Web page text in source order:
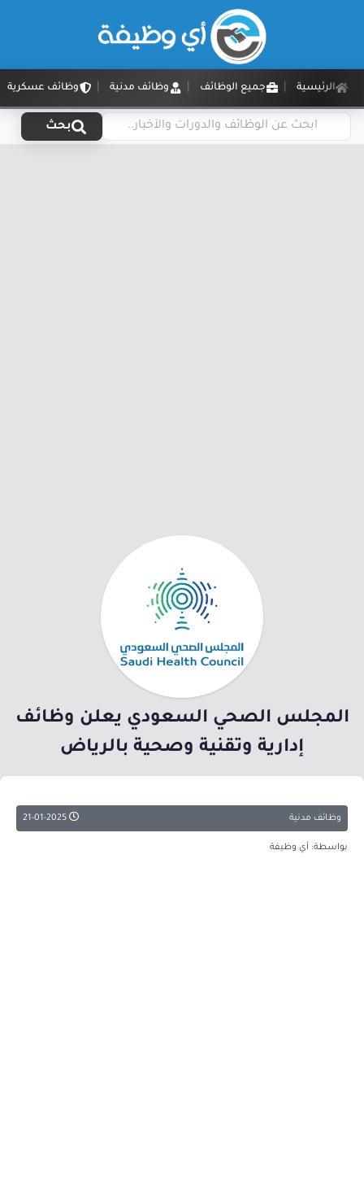
الرئيسية جميع الوظائف وظائف مدنية وظائف عسكرية
بحث
المجلس الصحي السعودي يعلن وظائف
إدارية وتقنية وصحية بالرياض
وظائف مدنية
بواسطة: أي وظيفة